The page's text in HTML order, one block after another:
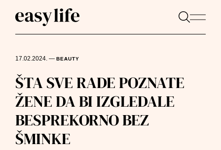
17.02.2024.—BEAUTY
ŠTA SVE RADE POZNATE
ŽENE DA BI IZGLEDALE
BESPREKORNO BEZ
ŠMINKE